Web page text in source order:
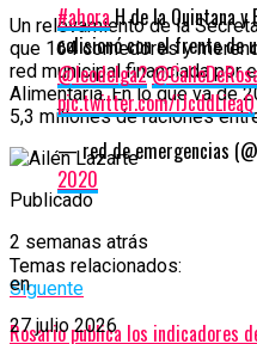
#ahoraH de la Quintana y
colisionó con el frente de
@leodelga2
pic.twitter.com/iJcddLieaQ
— red de emergencias
2020
Temas relacionados:
Siguente
Rosario publica los indicadores
Un relevamiento de la
que 164 comedores y
red municipal financiada por
Alimentaria. En lo que va de
5,3 millones de raciones
Publicado
2 semanas atrás
en
27 julio 2026